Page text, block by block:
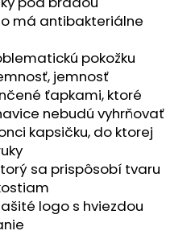
má antibakteriálne
pokožku
jemnosť
ťapkami, ktoré
nebudú vyhrňovať
kapsičku, do ktorej
sa prispôsobí tvaru
logo s hviezdou